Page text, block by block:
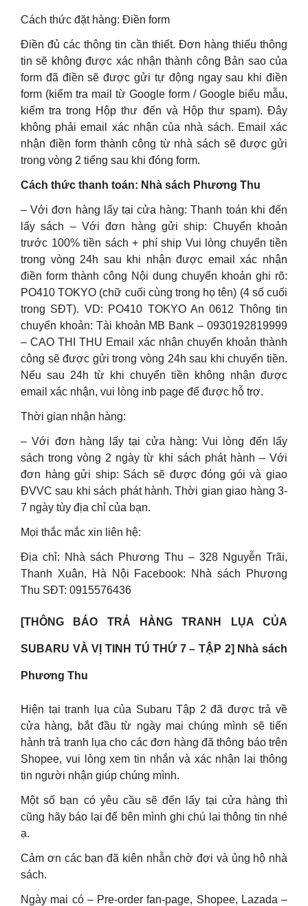
Cách thức đặt hàng: Điền form
Điền đủ các thông tin cần thiết. Đơn hàng thiếu thông
tin sẽ không được xác nhận thành công Bản sao của
form đã điền sẽ được gửi tự động ngay sau khi điền
form (kiểm tra mail từ Google form / Google biểu mẫu,
kiểm tra trong Hộp thư đến và Hộp thư spam). Đây
không phải email xác nhận của nhà sách. Email xác
nhận điền form thành công từ nhà sách sẽ được gửi
trong vòng 2 tiếng sau khi đóng form.
Cách thức thanh toán: Nhà sách Phương Thu
– Với đơn hàng lấy tại cửa hàng: Thanh toán khi đến
lấy sách – Với đơn hàng gửi ship: Chuyển khoản
trước 100% tiền sách + phí ship Vui lòng chuyển tiền
trong vòng 24h sau khi nhận được email xác nhận
điền form thành công Nội dung chuyển khoản ghi rõ:
PO410 TOKYO (chữ cuối cùng trong họ tên) (4 số cuối
trong SĐT). VD: PO410 TOKYO An 0612 Thông tin
chuyển khoản: Tài khoản MB Bank – 0930192819999
– CAO THI THU Email xác nhận chuyển khoản thành
công sẽ được gửi trong vòng 24h sau khi chuyển tiền.
Nếu sau 24h từ khi chuyển tiền không nhận được
email xác nhận, vui lòng inb page để được hỗ trợ.
Thời gian nhận hàng:
– Với đơn hàng lấy tại cửa hàng: Vui lòng đến lấy
sách trong vòng 2 ngày từ khi sách phát hành – Với
đơn hàng gửi ship: Sách sẽ được đóng gói và giao
ĐVVC sau khi sách phát hành. Thời gian giao hàng 3-
7 ngày tùy địa chỉ của bạn.
Mọi thắc mắc xin liên hệ:
Địa chỉ: Nhà sách Phương Thu – 328 Nguyễn Trãi,
Thanh Xuân, Hà Nội Facebook: Nhà sách Phương
Thu SĐT: 0915576436
[THÔNG BÁO TRẢ HÀNG TRANH LỤA CỦA
SUBARU VÀ VỊ TINH TÚ THỨ 7 – TẬP 2] Nhà sách
Phương Thu
Hiện tại tranh lụa của Subaru Tập 2 đã được trả về
cửa hàng, bắt đầu từ ngày mai chúng mình sẽ tiến
hành trả tranh lụa cho các đơn hàng đã thông báo trên
Shopee, vui lòng xem tin nhắn và xác nhận lại thông
tin người nhận giúp chúng mình.
Một số bạn có yêu cầu sẽ đến lấy tại cửa hàng thì
cũng hãy báo lại để bên mình ghi chú lại thông tin nhé
ạ.
Cảm ơn các bạn đã kiên nhẫn chờ đợi và ủng hộ nhà
sách.
Ngày mai có – Pre-order fan-page, Shopee, Lazada –